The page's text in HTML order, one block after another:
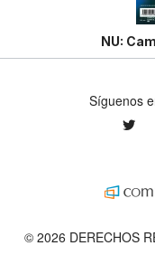
NU:
Síguenos
© 2026 DERECHOS